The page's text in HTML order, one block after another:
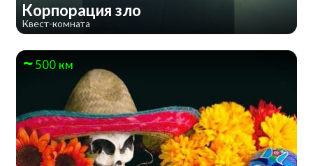
Корпорация зло
Квест-комната
500 км